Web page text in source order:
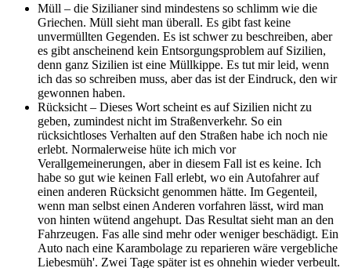
Müll – die Sizilianer sind mindestens so schlimm wie die
Griechen. Müll sieht man überall. Es gibt fast keine
unvermüllten Gegenden. Es ist schwer zu beschreiben, aber
es gibt anscheinend kein Entsorgungsproblem auf Sizilien,
denn ganz Sizilien ist eine Müllkippe. Es tut mir leid, wenn
ich das so schreiben muss, aber das ist der Eindruck, den wir
gewonnen haben.
Rücksicht – Dieses Wort scheint es auf Sizilien nicht zu
geben, zumindest nicht im Straßenverkehr. So ein
rücksichtloses Verhalten auf den Straßen habe ich noch nie
erlebt. Normalerweise hüte ich mich vor
Verallgemeinerungen, aber in diesem Fall ist es keine. Ich
habe so gut wie keinen Fall erlebt, wo ein Autofahrer auf
einen anderen Rücksicht genommen hätte. Im Gegenteil,
wenn man selbst einen Anderen vorfahren lässt, wird man
von hinten wütend angehupt. Das Resultat sieht man an den
Fahrzeugen. Fas alle sind mehr oder weniger beschädigt. Ein
Auto nach eine Karambolage zu reparieren wäre vergebliche
Liebesmüh'. Zwei Tage später ist es ohnehin wieder verbeult.